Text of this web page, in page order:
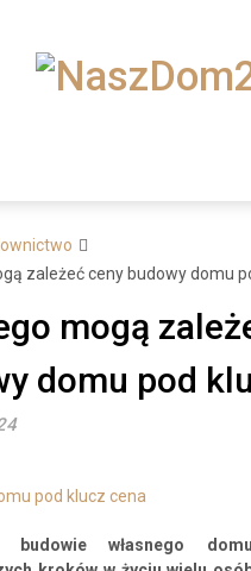
zależeć ceny budowy domu
mogą
domu pod
budowie własnego